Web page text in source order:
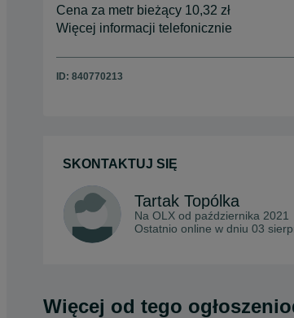
Cena za metr bieżący 10,32 zł
Więcej informacji telefonicznie
ID: 840770213
SKONTAKTUJ SIĘ
Tartak Topólka
Na OLX od października 2021
Ostatnio online w dniu 03
Więcej od tego